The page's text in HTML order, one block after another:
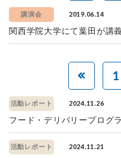
講演会 2019.06.14
関西学院大学にて葉田が講
1
活動レポート 2024.11.26
フード・デリバリープログ
活動レポート 2024.11.21